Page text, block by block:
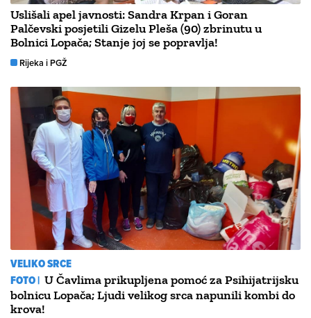
Uslišali apel javnosti: Sandra Krpan i Goran
Palčevski posjetili Gizelu Pleša (90) zbrinutu u
Bolnici Lopača; Stanje joj se popravlja!
Rijeka i PGŽ
VELIKO SRCE
FOTO | U Čavlima prikupljena pomoć za Psihijatrijsku
bolnicu Lopača; Ljudi velikog srca napunili kombi do
krova!